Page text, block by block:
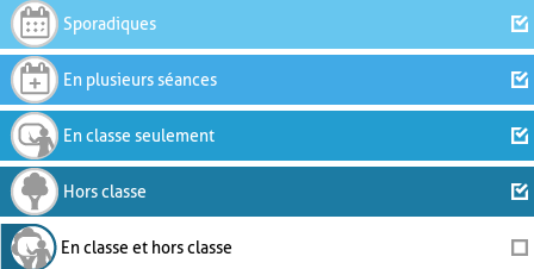
Sporadiques
En plusieurs séances
En classe seulement
Hors classe
En classe et hors classe